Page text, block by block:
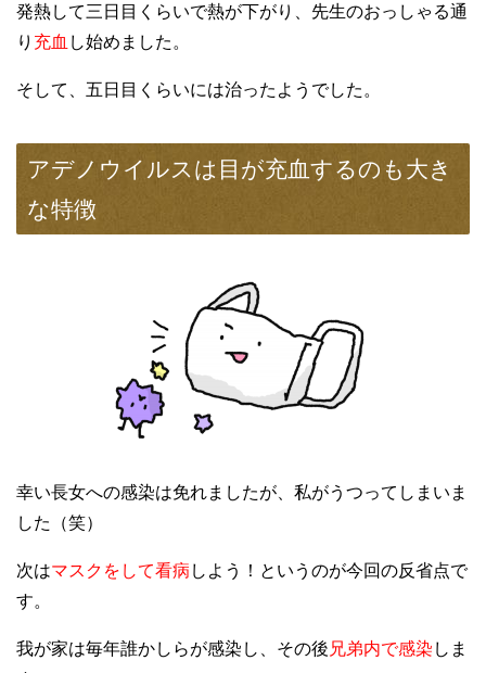
発熱して三日目くらいで熱が下がり、先生のおっしゃる通
り 充血 し始めました。
そして、五日目くらいには治ったようでした。
アデノウイルスは目が充血するのも大き
な特徴
幸い長女への感染は免れましたが、私がうつってしまいま
した（笑）
次はマスクをして看病 しよう！というのが今回の反省点で
す。
我が家は毎年誰かしらが感染し、その後 兄弟内で感染 しま